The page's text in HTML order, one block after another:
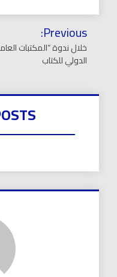
تصفّح
المقالات
Previous:
خلال ندوة “المكتبات
الدولي للكتاب